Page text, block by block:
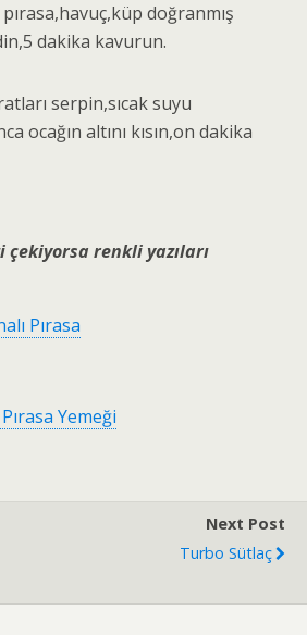
doğranmış
dakika kavurun.
serpin,sıcak suyu
ocağın altını kısın,on dakika
çekiyorsa renkli yazıları
Pırasa
Yemeği
Next Post
Turbo Sütlaç